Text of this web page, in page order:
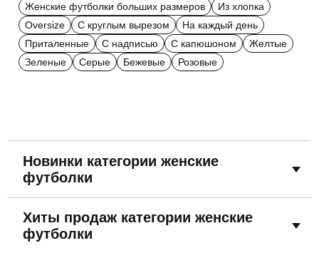
Женские футболки больших размеров
Из хлопка
Oversize
С круглым вырезом
На каждый день
Приталенные
С надписью С капюшоном
Желтые
Зеленые
Серые Бежевые Розовые
Новинки категории женские
футболки
Хиты продаж категории женские
футболки